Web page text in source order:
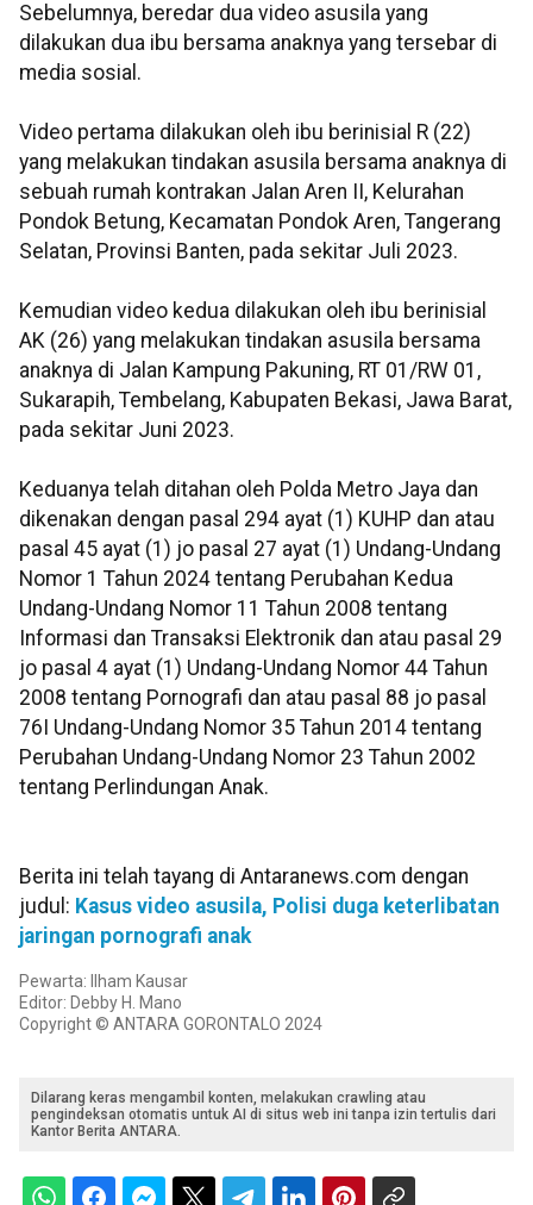
Sebelumnya, beredar dua video asusila yang
dilakukan dua ibu bersama anaknya yang tersebar di
media sosial.
Video pertama dilakukan oleh ibu berinisial R (22)
yang melakukan tindakan asusila bersama anaknya di
sebuah rumah kontrakan Jalan Aren II, Kelurahan
Pondok Betung, Kecamatan Pondok Aren, Tangerang
Selatan, Provinsi Banten, pada sekitar Juli 2023.
Kemudian video kedua dilakukan oleh ibu berinisial
AK (26) yang melakukan tindakan asusila bersama
anaknya di Jalan Kampung Pakuning, RT 01/RW 01,
Sukarapih, Tembelang, Kabupaten Bekasi, Jawa Barat,
pada sekitar Juni 2023.
Keduanya telah ditahan oleh Polda Metro Jaya dan
dikenakan dengan pasal 294 ayat (1) KUHP dan atau
pasal 45 ayat (1) jo pasal 27 ayat (1) Undang-Undang
Nomor 1 Tahun 2024 tentang Perubahan Kedua
Undang-Undang Nomor 11 Tahun 2008 tentang
Informasi dan Transaksi Elektronik dan atau pasal 29
jo pasal 4 ayat (1) Undang-Undang Nomor 44 Tahun
2008 tentang Pornografi dan atau pasal 88 jo pasal
76I Undang-Undang Nomor 35 Tahun 2014 tentang
Perubahan Undang-Undang Nomor 23 Tahun 2002
tentang Perlindungan Anak.
Berita ini telah tayang di Antaranews.com dengan
judul: Kasus video asusila, Polisi duga keterlibatan
jaringan pornografi anak
Pewarta: Ilham Kausar
Editor: Debby H. Mano
Copyright © ANTARA GORONTALO 2024
Dilarang keras mengambil konten, melakukan crawling atau
pengindeksan otomatis untuk AI di situs web ini tanpa izin tertulis dari
Kantor Berita ANTARA.